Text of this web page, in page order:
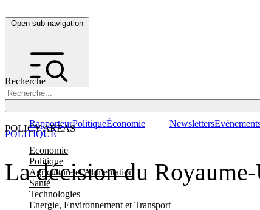
Open sub navigation
Recherche
POLICY AREAS
Economie
Politique
Agriculture et Alimentation
Santé
Technologies
Energie, Environnement et Transport
RapporteurPolitiqueÉconomie Newsletters
La décision du
POLITIQUE